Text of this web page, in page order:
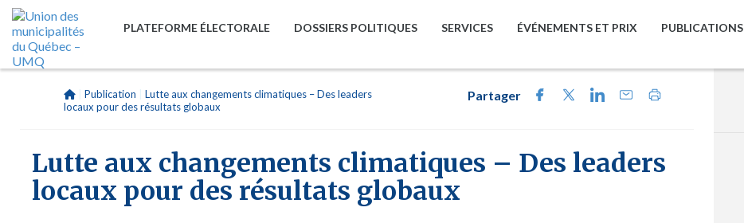
PLATEFORME ÉLECTORALE DOSSIERS POLITIQUES SERVICES ÉVÉNEMENTS ET PRIX PUBLICATIONS
Publication
Lutte aux changements climatiques – Des leaders
locaux pour des résultats globaux
Partager
Lutte aux changements climatiques – Des leaders
locaux pour des résultats globaux